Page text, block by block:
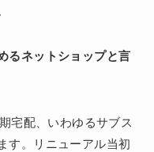
るネットショップと言
宅配、いわゆるサブス
す。リニューアル当初